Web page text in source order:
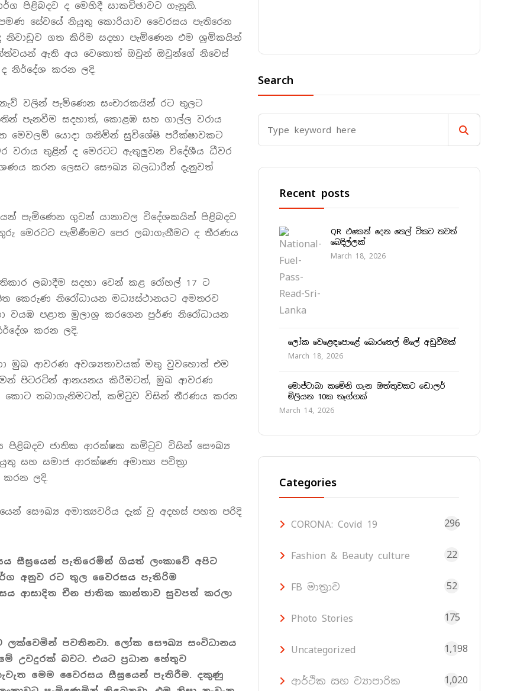
පිළිබදව ද මෙහිදී සාකච්ඡාවට ගැනුනි.
පමණ සේවයේ නියුතු කොරියාව වෛරසය පැතිරෙන
නිවාඩුව ගත කිරිම සදහා පැමිණෙන එම ශ්‍රමිකයින්
ඇති අය වෙතොත් ඔවුන් ඔවුන්ගේ නිවෙස්
නිර්දේශ කරන ලදි.
වලින් පැමිණෙන සංචාරකයින් රට තුලට
පැනවීම සදහාත්, කොළඹ සහ ගාල්ල වරාය
මෙවලම් යොදා ගනිමින් සුවිශේෂි පරීක්ෂාවකට
තුළින් ද මෙරටට ඇතුලුවන විදේශීය ධීවර
කරන ලෙසට සෞඛ්‍ය බලධාරීන් දැනුවත්
පැමිණෙන ගුවන් යානාවල විදේශකයින් පිළිබදව
මෙරටට පැමිණීමට පෙර ලබාගැනීමට ද තීරණය
ලබාදීම සදහා වෙන් කළ රෝහල් 17 ට
කෙරුණ නිරෝධායන මධ්‍යස්ථානයට අමතරව
පළාත මුලාශ්‍ර කරගෙන පුර්ණ නිරෝධායන
කරන ලදි.
මුඛ ආවරණ අවශ්‍යතාවයක් මතු වුවහොත් එම
පිටරටින් ආනයනය කිරීමටත්, මුඛ ආවරණ
තබාගැනිමටත්, කමිටුව විසින් තීරණය කරන
පිළිබදව ජාතික ආරක්ෂක කමිටුව විසින් සෞඛ්‍ය
සහ සමාජ ආරක්ෂණ අමාත්‍ය පවිත්‍රා
ලදි.
සෞඛ්‍ය අමාත්‍යවරිය දැක් වූ අදහස් පහත පරිදි
පැතිරෙමින් ගියත් ලංකාවේ අපිට
අනුව රට තුල වෛරසය පැතිරිම
ආසාදිත චීන ජාතික කාන්තාව සුවපත් කරලා
පවතිනවා. ලෝක සෞඛ්‍ය සංවිධානය
උවදුරක් බවට. එයට ප්‍රධාන හේතුව
මෙම වෛරසය සීඝ්‍රයෙන් පැතිරීම. දකුණු
Search
Recent posts
QR එකෙන් දෙන තෙල් ටිකට තවත්
බෙදිල්ලක්
March 18, 2026
ලෝක වෙළෙඳපොළේ බොරතෙල් මිලේ අඩුවීමක්
March 18, 2026
මොජ්ටාබා කමේනි ගැන ඔත්තුවකට ඩොලර්
මිලියන 10ක තෑග්ගක්
March 14, 2026
Categories
CORONA: Covid 19 296
Fashion & Beauty culture 22
FB මාත්‍රාව 52
Photo Stories 175
Uncategorized 1,198
ආර්ථික සහ ව්‍යාපාරික 1,020